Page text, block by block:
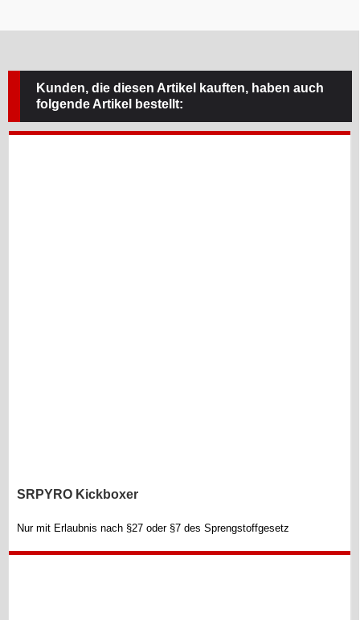
Kunden, die diesen Artikel kauften, haben auch
folgende Artikel bestellt:
SRPYRO Kickboxer
Nur mit Erlaubnis nach §27 oder §7 des Sprengstoffgesetz